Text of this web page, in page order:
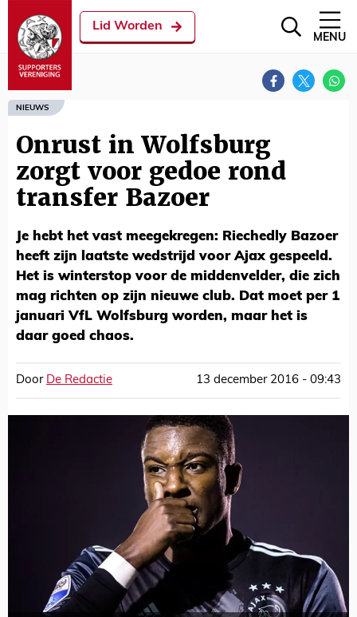
Lid Worden
MENU
NIEUWS
Onrust in Wolfsburg
zorgt voor gedoe rond
transfer Bazoer
Je hebt het vast meegekregen: Riechedly Bazoer
heeft zijn laatste wedstrijd voor Ajax gespeeld.
Het is winterstop voor de middenvelder, die zich
mag richten op zijn nieuwe club. Dat moet per 1
januari VfL Wolfsburg worden, maar het is
daar goed chaos.
Door De Redactie 13 december 2016 - 09:43